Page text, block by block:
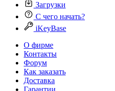
Загрузки
С чего начать?
iKeyBase
О фирме
Контакты
Форум
Как заказать
Доставка
Гарантии